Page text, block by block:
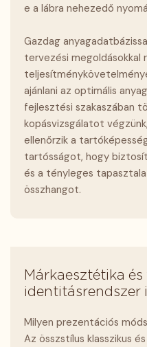
e a lábra nehezedő
Gazdag
tervezési megoldásokkal
ajánlani az optimális
fejlesztési szakaszában
kopásvizsgálatot
ellenőrzik a
tartósságot, hogy
és a tényleges
összhangot.
Márkaesztétika és
identitásrendszer
Milyen prezentációs
Az összstílus klasszikus